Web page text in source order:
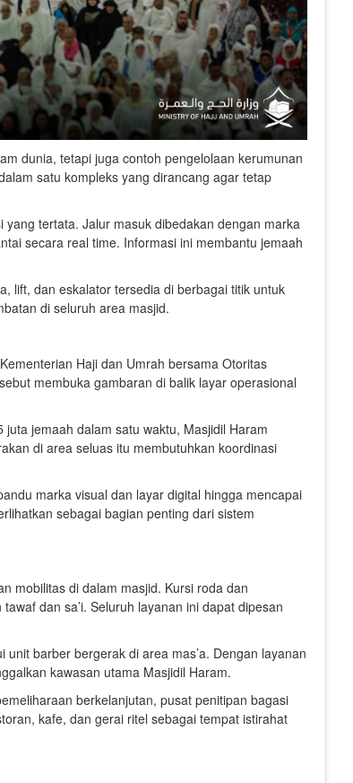
dunia, tetapi juga contoh pengelolaan kerumunan
satu kompleks yang dirancang agar tetap
tertata. Jalur masuk dibedakan dengan marka
secara real time. Informasi ini membantu jemaah
lift, dan eskalator tersedia di berbagai titik untuk
di seluruh area masjid.
Haji dan Umrah bersama Otoritas
membuka gambaran di balik layar operasional
jemaah dalam satu waktu, Masjidil Haram
di area seluas itu membutuhkan koordinasi
marka visual dan layar digital hingga mencapai
sebagai bagian penting dari sistem
mobilitas di dalam masjid. Kursi roda dan
dan sa’i. Seluruh layanan ini dapat dipesan
barber bergerak di area mas’a. Dengan layanan
kawasan utama Masjidil Haram.
berkelanjutan, pusat penitipan bagasi
kafe, dan gerai ritel sebagai tempat istirahat